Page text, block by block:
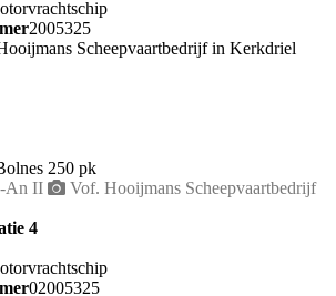
2005325
Scheepvaartbedrijf in Kerkdriel
250 pk
An II
Vof. Hooijmans Scheepvaartbedrijf
4
02005325